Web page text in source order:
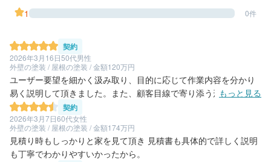
1 0件
契約
2026年3月16日50代男性
外壁の塗装 / 屋根の塗装 / 金額120万円
ユーザー要望を細かく汲み取り、目的に応じて作業内容を分かり
易く説明して頂きました。また、顧客目線で寄り添う形の営業ス
タイルにとても良い印象を受付ましたので、作業ご依頼の決め手
とさせて頂きました。
もっと見る
契約
2026年3月7日60代女性
外壁の塗装 / 屋根の塗装 / 金額174万円
見積り時もしっかりと家を見て頂き 見積書も具体的で詳しく説明
も丁寧でわかりやすいかったから。